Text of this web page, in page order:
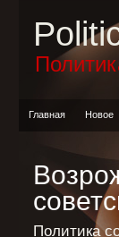
Главная Новое
Политика